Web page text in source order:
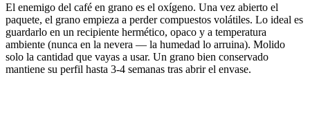
El enemigo del café en grano es el oxígeno. Una vez abierto el
paquete, el grano empieza a perder compuestos volátiles. Lo ideal es
guardarlo en un recipiente hermético, opaco y a temperatura
ambiente (nunca en la nevera — la humedad lo arruina). Molido
solo la cantidad que vayas a usar. Un grano bien conservado
mantiene su perfil hasta 3-4 semanas tras abrir el envase.